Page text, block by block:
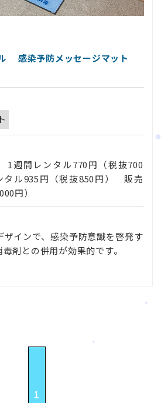
感染予防メッセージマット
週間レンタル770円（税抜700
ル935円（税抜850円） 販売
円）
ザインで、感染予防意識を啓発す
剤との併用が効果的です。
1